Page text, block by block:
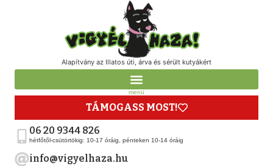
Alapítvány az Illatos úti, árva és sérült kutyákért
menü
TÁMOGASS MOST!
06 20 9344 826
hétfőtől-csütörtökig: 10-17 óráig, pénteken 10-14 óráig
info@vigyelhaza.hu